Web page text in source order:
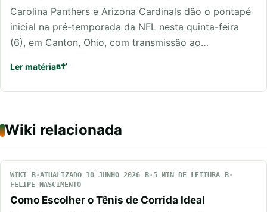
Carolina Panthers e Arizona Cardinals dão o pontapé
inicial na pré-temporada da NFL nesta quinta-feira
(6), em Canton, Ohio, com transmissão ao…
Ler matéria
Wiki relacionada
WIKI ATUALIZADO 10 JUNHO 2026
5 MIN DE LEITURA
FELIPE NASCIMENTO
Como Escolher o Tênis de Corrida Ideal